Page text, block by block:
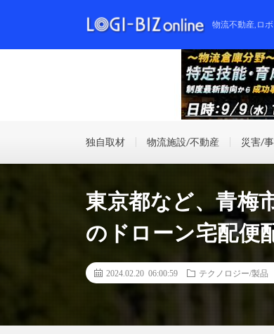
物流不動産,ロ
独自取材 物流施設/不動産 災害/
東京都など、青梅
のドローン宅配便
2024.02.20 06:00:59 テクノロジー/製品